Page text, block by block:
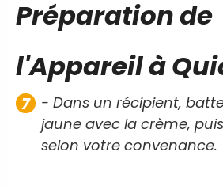
Préparation de
l'Appareil à
- Dans un récipient,
jaune avec la crème,
selon votre convenance.